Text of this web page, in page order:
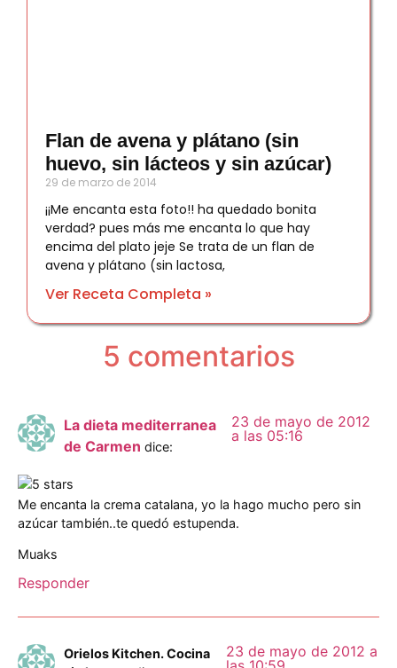
Flan de avena y plátano (sin
huevo, sin lácteos y sin azúcar)
29 de marzo de 2014
¡¡Me encanta esta foto!! ha quedado bonita
verdad? pues más me encanta lo que hay
encima del plato jeje Se trata de un flan de
avena y plátano (sin lactosa,
Ver Receta Completa »
5 comentarios
La dieta mediterranea
de Carmen dice:
23 de mayo de 2012
a las 05:16
Me encanta la crema catalana, yo la hago mucho pero sin
azúcar también..te quedó estupenda.
Muaks
Responder
Orielos Kitchen. Cocina
23 de mayo de 2012 a